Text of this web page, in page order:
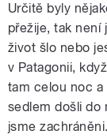
Určitě byly
přežije, tak není
život šlo nebo
v Patagonii,
tam celou noc a
sedlem došli do
jsme